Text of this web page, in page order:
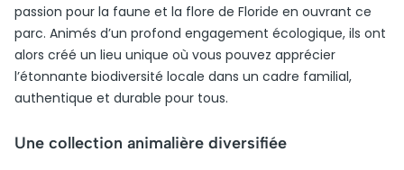
passion pour la faune et la flore de Floride en ouvrant ce
parc. Animés d’un profond engagement écologique, ils ont
alors créé un lieu unique où vous pouvez apprécier
l’étonnante biodiversité locale dans un cadre familial,
authentique et durable pour tous.
Une collection animalière diversifiée